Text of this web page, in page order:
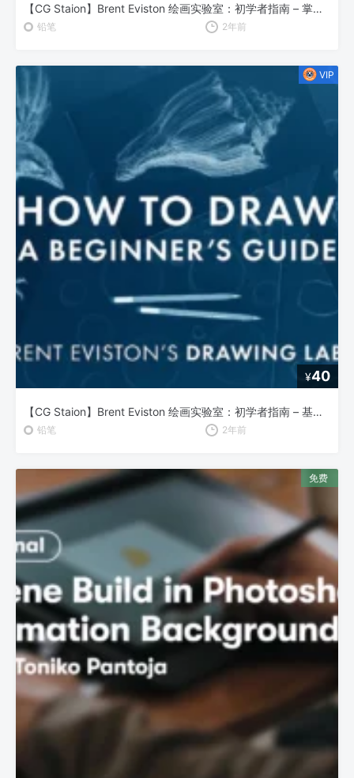
【CG Staion】Brent Eviston 绘画实验室：初学者指南 – 掌握线条的艺术
铅笔 2年前
¥40
【CG Staion】Brent Eviston 绘画实验室：初学者指南 – 基础绘画技巧全解析
铅笔 2年前